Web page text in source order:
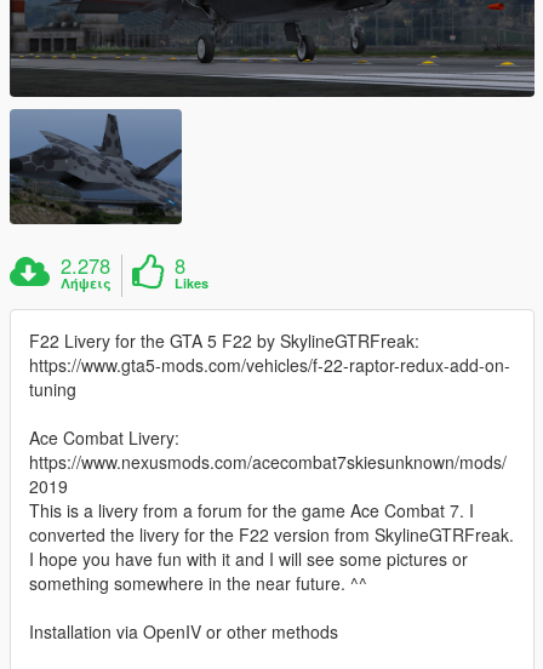
2.278
Λήψεις
8
Likes
F22 Livery for the GTA 5 F22 by SkylineGTRFreak:
https://www.gta5-mods.com/vehicles/f-22-raptor-redux-add-on-
tuning
Ace Combat Livery:
https://www.nexusmods.com/acecombat7skiesunknown/mods/
2019
This is a livery from a forum for the game Ace Combat 7. I
converted the livery for the F22 version from SkylineGTRFreak.
I hope you have fun with it and I will see some pictures or
something somewhere in the near future. ^^
Installation via OpenIV or other methods